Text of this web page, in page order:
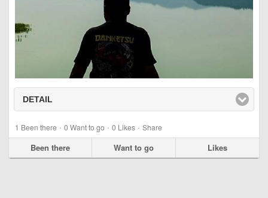
DETAIL
1 Been there · 0 Want to go · 0 Likes · Share
Been there Want to go Likes